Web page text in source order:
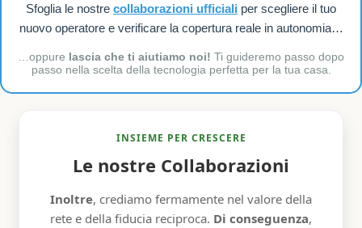
Sfoglia le nostre collaborazioni ufficiali per scegliere il tuo
nuovo operatore e verificare la copertura reale in autonomia…
…oppure lascia che ti aiutiamo noi! Ti guideremo passo dopo
passo nella scelta della tecnologia perfetta per la tua casa.
INSIEME PER CRESCERE
Le nostre Collaborazioni
Inoltre, crediamo fermamente nel valore della
rete e della fiducia reciproca. Di conseguenza,